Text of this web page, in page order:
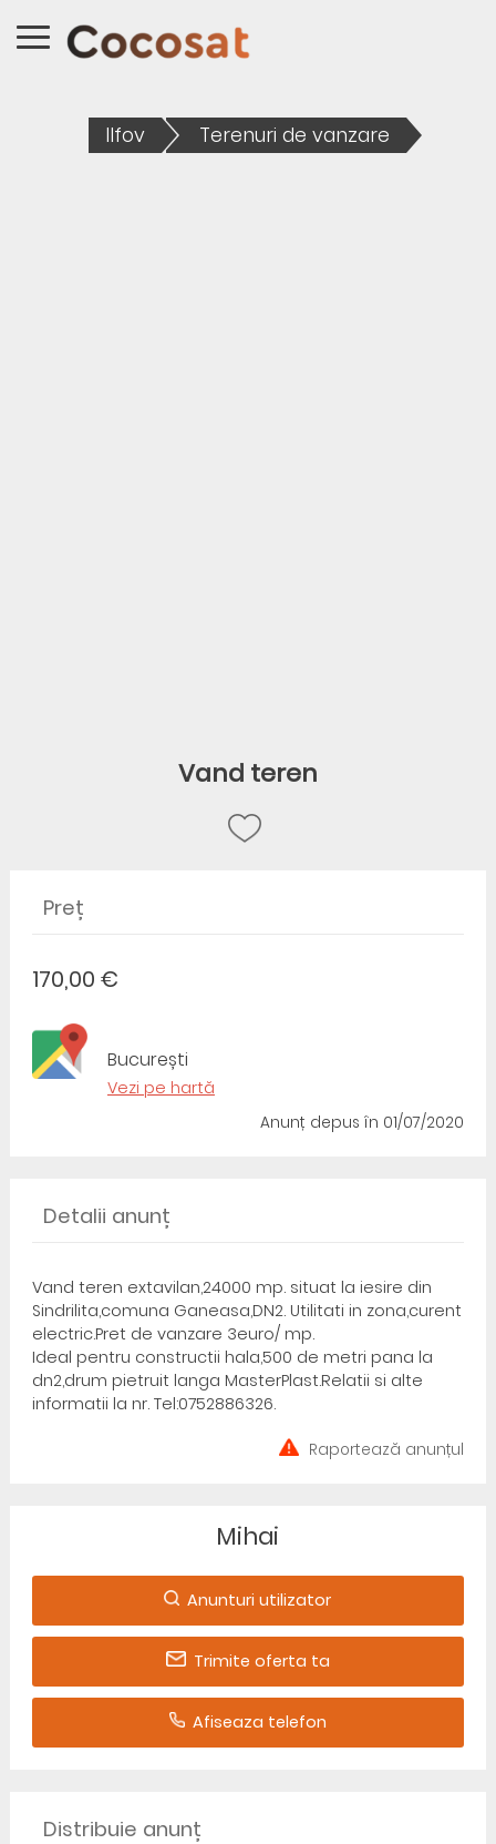
Ilfov Terenuri de vanzare
Vand teren
Preț
170,00 €
București
Vezi pe hartă
Anunț depusîn 01/07/2020
Detalii anunț
Vand teren extavilan,24000 mp. situat la iesire din
Sindrilita,comuna Ganeasa,DN2. Utilitati in zona,curent
electric.Pret de vanzare 3euro/ mp.
Ideal pentru constructii hala,500 de metri pana la
dn2,drum pietruit langa MasterPlast.Relatii si alte
informatii la nr. Tel:0752886326.
Raportează anunțul
Mihai
Anunturi utilizator
Trimite oferta ta
Afiseaza telefon
Distribuie anunț